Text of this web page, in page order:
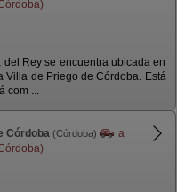
Rey se encuentra ubicada en
Villa de Priego de Córdoba. Está
com ...
Córdoba (Córdoba)
a